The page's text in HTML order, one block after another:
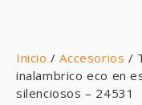
Inicio /Accesorios /
inalambrico eco en
silenciosos – 24531